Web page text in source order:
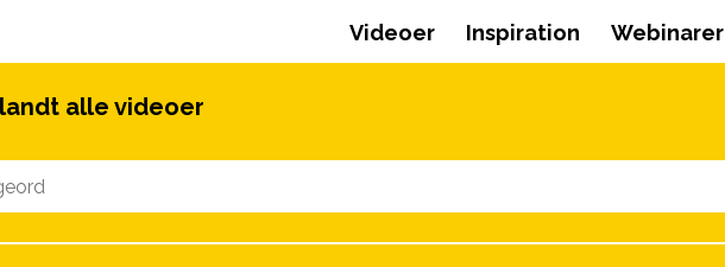
Videoer Inspiration Webinarer
alle videoer